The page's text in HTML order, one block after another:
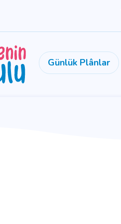
Günlük Plânlar